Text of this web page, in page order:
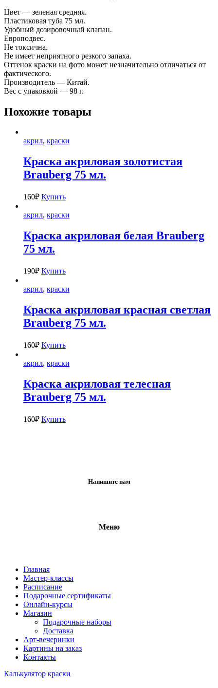
Цвет — зеленая средняя.
Пластиковая туба 75 мл.
Удобный дозировочный клапан.
Европодвес.
Не токсична.
Не имеет неприятного резкого запаха.
Оттенок краски на фото может незначительно отличаться от
фактического.
Производитель — Китай.
Вес с упаковкой — 98 г.
Похожие товары
акрил, краски
Краска акриловая золотистая
Brauberg 75 мл.
160₽ Купить
акрил, краски
Краска акриловая белая Brauberg
75 мл.
190₽ Купить
акрил, краски
Краска акриловая красная светлая
Brauberg 75 мл.
160₽ Купить
акрил, краски
Краска акриловая телесная
Brauberg 75 мл.
160₽ Купить
Напишите нам
Меню
Главная
Мастер-классы
Расписание
Подарочные сертификаты
Онлайн-курсы
Магазин
Подарочные наборы
Доставка
Арт-вечеринки
Картины на заказ
Контакты
Калькулятор краски